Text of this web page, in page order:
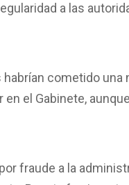
a las
cometido
el Gabinete,
fraude a la